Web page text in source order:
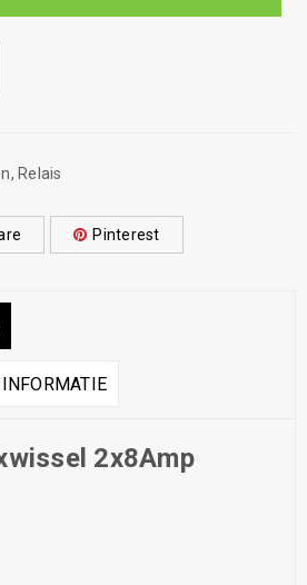
, Relais
Pinterest
2x8Amp